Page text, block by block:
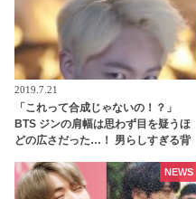
2019.7.21
「これって合成じゃないの！？」
BTS ジンの肩幅は思わず目を疑うほ
どの広さだった…！ 男らしすぎる背
つきたい」
NEWS